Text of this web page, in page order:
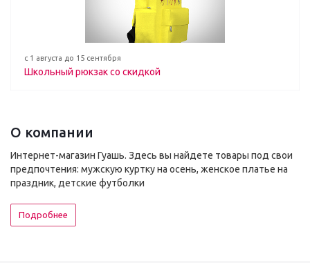
с 1 августа до 15 сентября
Школьный рюкзак со скидкой
О компании
Интернет-магазин Гуашь. Здесь вы найдете товары под свои
предпочтения: мужскую куртку на осень, женское платье на
праздник, детские футболки
Подробнее